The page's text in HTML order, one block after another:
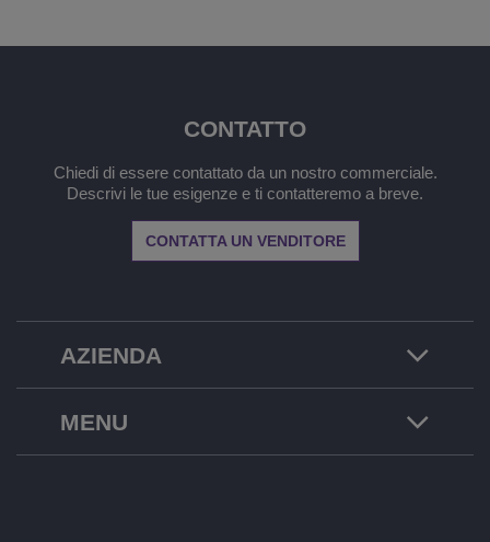
AZIENDA
CONTATTO
Chiedi di essere contattato da un nostro commerciale.
Descrivi le tue esigenze e ti contatteremo a breve.
CONTATTA UN VENDITORE
MENU